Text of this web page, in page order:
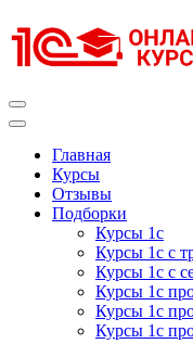
к
содержимому
Главная
Курсы
Отзывы
Подборки
Курсы 1с
Курсы 1с с
Курсы 1с с
Курсы 1с
Курсы 1с
Курсы 1с